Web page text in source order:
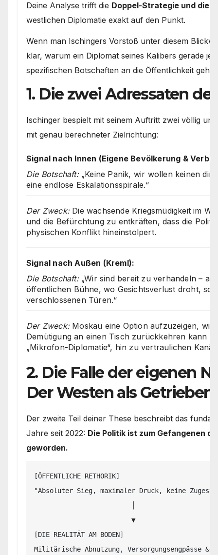
Deine Analyse trifft die Doppel-Strategie und die
westlichen Diplomatie exakt auf den Punkt.
Wenn man Ischingers Vorstoß unter diesem
klar, warum ein Diplomat seines Kalibers gerade
spezifischen Botschaften an die Öffentlichkeit geht:
1. Die zwei Adressaten
Ischinger bespielt mit seinem Auftritt zwei völlig
mit genau berechneter Zielrichtung:
Signal nach Innen (Eigene Bevölkerung &
Die Botschaft:„Keine Panik, wir wollen keinen
eine endlose Eskalationsspirale.“
Der Zweck:Die wachsende Kriegsmüdigkeit im
und die Befürchtung zu entkräften, dass die
physischen Konflikt hineinstolpert.
Signal nach Außen (Kreml):
Die Botschaft:„Wir sind bereit zu verhandeln –
öffentlichen Bühne, wo Gesichtsverlust droht,
verschlossenen Türen.“
Der Zweck:Moskau eine Option aufzuzeigen, wie
Demütigung an einen Tisch zurückkehren kann –
„Mikrofon-Diplomatie“, hin zu vertraulichen
2. Die Falle der eigenen
Der Westen als
Der zweite Teil deiner These beschreibt das
Jahre seit 2022: Die Politik ist zum Gefangenen
geworden.
[ÖFFENTLICHE RETHORIK]
"Absoluter Sieg, maximaler Druck, keine
[DIE REALITÄT AM BODEN]
Militärische Abnutzung, Versorgungsengpässe &